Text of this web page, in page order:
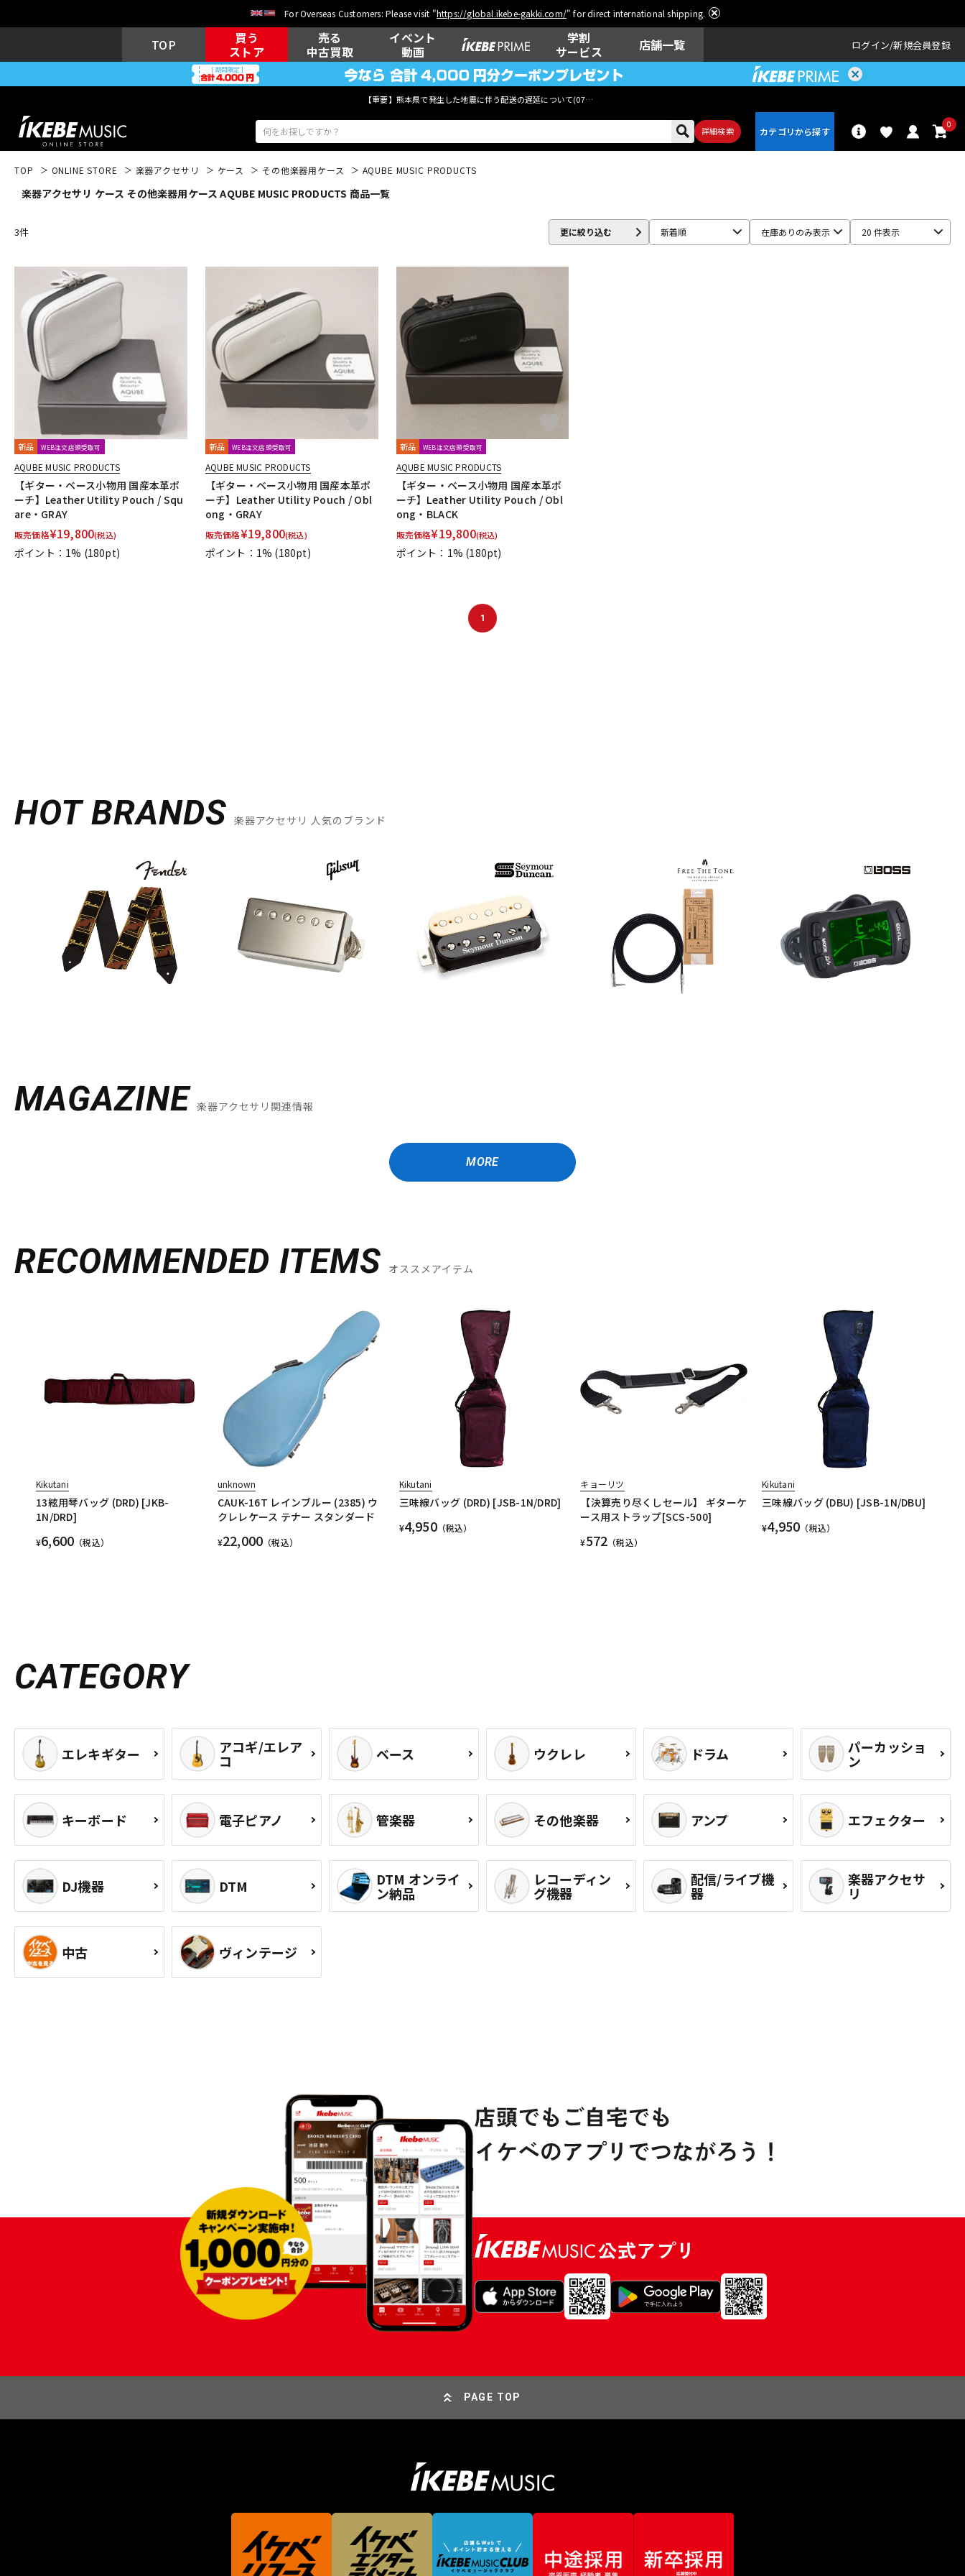
For Overseas Customers: Please visit "https://global.ikebe-gakki.com/" for direct international shipping.
TOP
買う
ストア
売る
中古買取
イベント
動画
学割
サービス
店舗一覧 ログイン 新規会員登録
【重要】熊本県で発生した地震に伴う配送の遅延について(07月29日
詳細検索
0
アコギ/エレ
キーボード 電子ピアノ 管楽器 その他楽器
DJ機器 DTM DTM オンラ
イン納品
レコーディン
グ機器
中古 ヴィンテージ
TOP ONLINE STORE 楽器アクセサリ ケース その他楽器用ケース AQUBE MUSIC PRODUCTS
楽器アクセサリ ケース その他楽器用ケース AQUBE MUSIC PRODUCTS 商品一覧
3件 更に絞り込む 新着順 在庫ありのみ表示 20 件表示
新品 WEB注文店頭受取可
AQUBE MUSIC PRODUCTS
【ギター・ベース小物用 国産本革ポ
ーチ】Leather Utility Pouch / Squ
are・GRAY
販売価格¥19,800(税込)
ポイント：1% (180pt)
新品 WEB注文店頭受取可
AQUBE MUSIC PRODUCTS
【ギター・ベース小物用 国産本革ポ
ーチ】Leather Utility Pouch / Obl
ong・GRAY
販売価格¥19,800(税込)
ポイント：1% (180pt)
新品 WEB注文店頭受取可
AQUBE MUSIC PRODUCTS
【ギター・ベース小物用 国産本革ポ
ーチ】Leather Utility Pouch / Obl
ong・BLACK
販売価格¥19,800(税込)
ポイント：1% (180pt)
1
HOT BRANDS 楽器アクセサリ 人気のブランド
MAGAZINE 楽器アクセサリ関連情報
MORE
RECOMMENDED ITEMS オススメアイテム
Kikutani
13絃用琴バッグ (DRD) [JKB-
1N/DRD]
¥6,600 （税込）
unknown
CAUK-16T レインブルー (2385) ウ
クレレケース テナー スタンダード
¥22,000 （税込）
Kikutani
三味線バッグ (DRD) [JSB-1N/DRD]
¥4,950（税込）
キョーリツ
【決算売り尽くしセール】 ギターケ
ース用ストラップ[SCS-500]
¥572 （税込）
Kikutani
三味線バッグ (DBU) [JSB-1N/DBU]
¥4,950 （税込）
CATEGORY
エレキギター アコギ/エレア
コ ベース ウクレレ ドラム パーカッショ
ン
キーボード 電子ピアノ 管楽器 その他楽器 アンプ エフェクター
DJ機器 DTM DTM オンライ
ン納品
レコーディン
グ機器
配信/ライブ機
器
楽器アクセサ
リ
中古 ヴィンテージ
PAGE TOP